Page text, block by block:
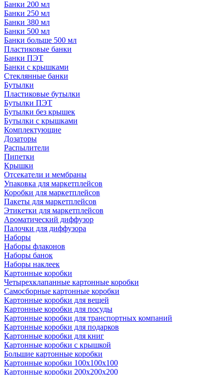
Банки 200 мл
Банки 250 мл
Банки 380 мл
Банки 500 мл
Банки больше 500 мл
Пластиковые банки
Банки ПЭТ
Банки с крышками
Стеклянные банки
Бутылки
Пластиковые бутылки
Бутылки ПЭТ
Бутылки без крышек
Бутылки с крышками
Комплектующие
Дозаторы
Распылители
Пипетки
Крышки
Отсекатели и мембраны
Упаковка для маркетплейсов
Коробки для маркетплейсов
Пакеты для маркетплейсов
Этикетки для маркетплейсов
Ароматический диффузор
Палочки для диффузора
Наборы
Наборы флаконов
Наборы банок
Наборы наклеек
Картонные коробки
Четырехклапанные картонные коробки
Самосборные картонные коробки
Картонные коробки для вещей
Картонные коробки для посуды
Картонные коробки для транспортных компаний
Картонные коробки для подарков
Картонные коробки для книг
Картонные коробки с крышкой
Большие картонные коробки
Картонные коробки 100x100x100
Картонные коробки 200x200x200